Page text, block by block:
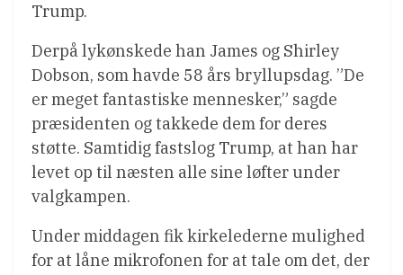
Trump.
Derpå lykønskede han James og Shirley
Dobson, som havde 58 års bryllupsdag. ”De
er meget fantastiske mennesker,” sagde
præsidenten og takkede dem for deres
støtte. Samtidig fastslog Trump, at han har
levet op til næsten alle sine løfter under
valgkampen.
Under middagen fik kirkelederne mulighed
for at låne mikrofonen for at tale om det, der